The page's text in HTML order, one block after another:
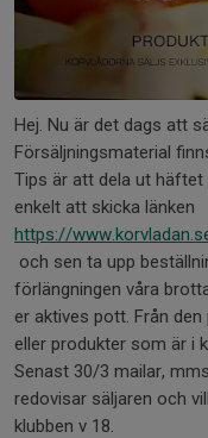
Hej. Nu är det dags att
Försäljningsmaterial
Tips är att dela ut häftet
enkelt att skicka länken
https://
och sen ta upp
förlängningen våra
er aktives pott. Från
eller produkter som är i
Senast 30/3 mailar,
redovisar säljaren och
klubben v 18.